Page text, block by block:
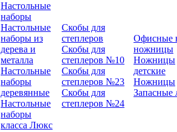
Настольные
наборы
Настольные
наборы из
дерева и
металла
Настольные
наборы
деревянные
Настольные
наборы
класса Люкс
Скобы для
степлеров
Скобы для
степлеров №10
Скобы для
степлеров №23
Скобы для
степлеров №24
Офисные
ножницы
Ножницы
детские
Ножницы
Запасные